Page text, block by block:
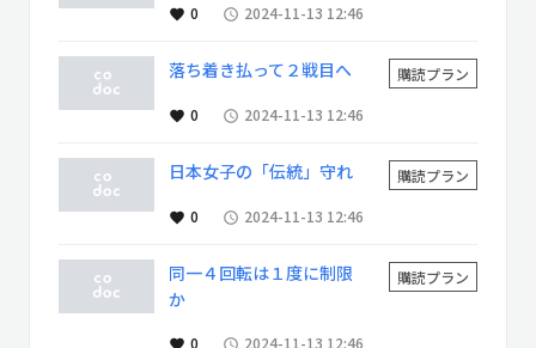
favorite 0 access_time 2024-11-13 12:46
落ち着き払って２戦目へ 購読プラン
favorite 0 access_time 2024-11-13 12:46
日本女子の「伝統」守れ 購読プラン
favorite 0 access_time 2024-11-13 12:46
同一４回転は１度に制限
か
購読プラン
0 2024-11-13 12:46